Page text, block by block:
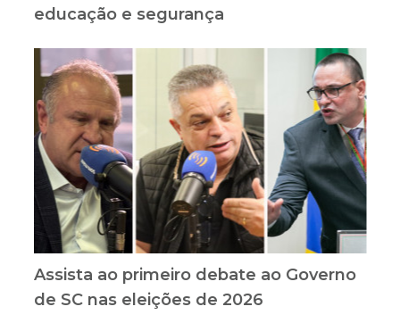
educação e segurança
Assista ao primeiro debate ao Governo
de SC nas eleições de 2026